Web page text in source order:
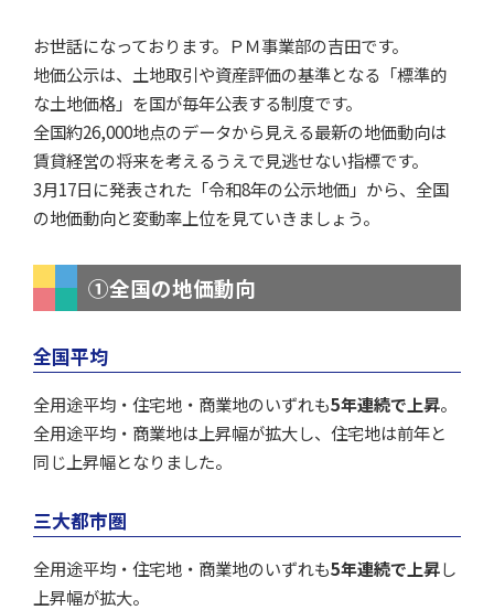
お世話になっております。ＰＭ事業部の吉田です。
地価公示は、土地取引や資産評価の基準となる「標準的
な土地価格」を国が毎年公表する制度です。
全国約26,000地点のデータから見える最新の地価動向は
賃貸経営の将来を考えるうえで見逃せない指標です。
3月17日に発表された「令和8年の公示地価」から、全国
の地価動向と変動率上位を見ていきましょう。
①全国の地価動向
全国平均
全用途平均・住宅地・商業地のいずれも5年連続で上昇。
全用途平均・商業地は上昇幅が拡大し、住宅地は前年と
同じ上昇幅となりました。
三大都市圏
全用途平均・住宅地・商業地のいずれも5年連続で上昇し
上昇幅が拡大。